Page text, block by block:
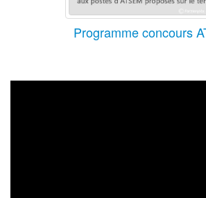
Programme concours